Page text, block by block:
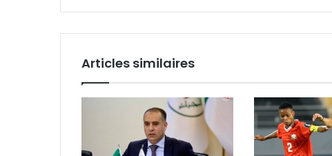
Articles similaires